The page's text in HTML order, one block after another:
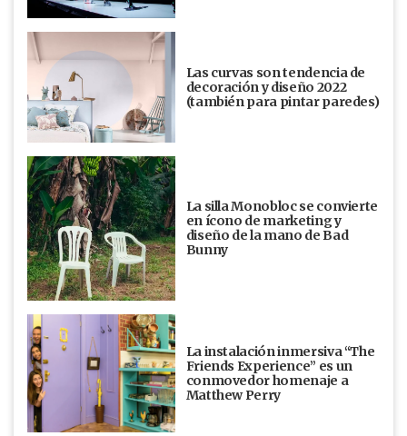
Las curvas son tendencia de
decoración y diseño 2022
(también para pintar paredes)
La silla Monobloc se convierte
en ícono de marketing y
diseño de la mano de Bad
Bunny
La instalación inmersiva “The
Friends Experience” es un
conmovedor homenaje a
Matthew Perry